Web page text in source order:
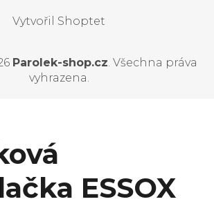
Vytvořil Shoptet
Parolek-shop.cz. Všechna práva
vyhrazena.
ESSOX